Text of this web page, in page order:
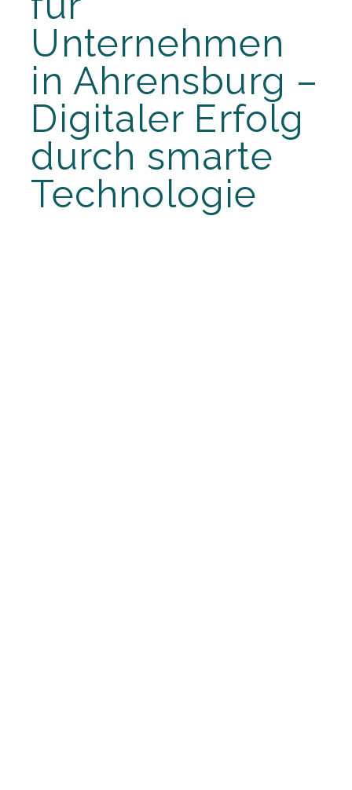
Unternehmen
in Ahrensburg –
Digitaler Erfolg
durch smarte
Technologie